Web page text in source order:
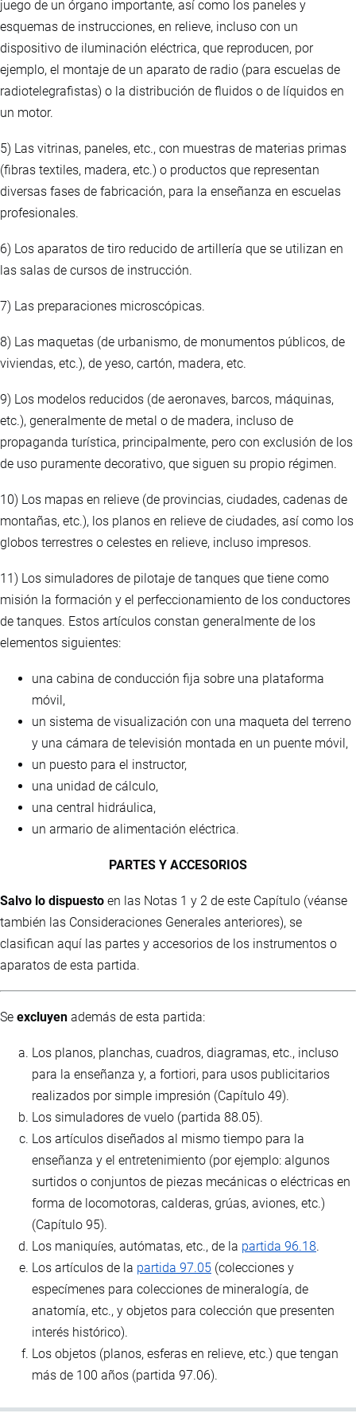
juego de un órgano importante, así como los paneles y
esquemas de instrucciones, en relieve, incluso con un
dispositivo de iluminación eléctrica, que reproducen, por
ejemplo, el montaje de un aparato de radio (para escuelas de
radiotelegrafistas) o la distribución de fluidos o de líquidos en
un motor.
5) Las vitrinas, paneles, etc., con muestras de materias primas
(fibras textiles, madera, etc.) o productos que representan
diversas fases de fabricación, para la enseñanza en escuelas
profesionales.
6) Los aparatos de tiro reducido de artillería que se utilizan en
las salas de cursos de instrucción.
7) Las preparaciones microscópicas.
8) Las maquetas (de urbanismo, de monumentos públicos, de
viviendas, etc.), de yeso, cartón, madera, etc.
9) Los modelos reducidos (de aeronaves, barcos, máquinas,
etc.), generalmente de metal o de madera, incluso de
propaganda turística, principalmente, pero con exclusión de los
de uso puramente decorativo, que siguen su propio régimen.
10) Los mapas en relieve (de provincias, ciudades, cadenas de
montañas, etc.), los planos en relieve de ciudades, así como los
globos terrestres o celestes en relieve, incluso impresos.
11) Los simuladores de pilotaje de tanques que tiene como
misión la formación y el perfeccionamiento de los conductores
de tanques. Estos artículos constan generalmente de los
elementos siguientes:
una cabina de conducción fija sobre una plataforma
móvil,
un sistema de visualización con una maqueta del terreno
y una cámara de televisión montada en un puente móvil,
un puesto para el instructor,
una unidad de cálculo,
una central hidráulica,
un armario de alimentación eléctrica.
PARTES Y ACCESORIOS
Salvo lo dispuesto en las Notas 1 y 2 de este Capítulo (véanse
también las Consideraciones Generales anteriores), se
clasifican aquí las partes y accesorios de los instrumentos o
aparatos de esta partida.
Se excluyen además de esta partida:
Los planos, planchas, cuadros, diagramas, etc., incluso
para la enseñanza y, a fortiori, para usos publicitarios
realizados por simple impresión (Capítulo 49).
Los simuladores de vuelo (partida 88.05).
Los artículos diseñados al mismo tiempo para la
enseñanza y el entretenimiento (por ejemplo: algunos
surtidos o conjuntos de piezas mecánicas o eléctricas en
forma de locomotoras, calderas, grúas, aviones, etc.)
(Capítulo 95).
Los maniquíes, autómatas, etc., de la partida 96.18.
Los artículos de la partida 97.05 (colecciones y
especímenes para colecciones de mineralogía, de
anatomía, etc., y objetos para colección que presenten
interés histórico).
Los objetos (planos, esferas en relieve, etc.) que tengan
más de 100 años (partida 97.06).